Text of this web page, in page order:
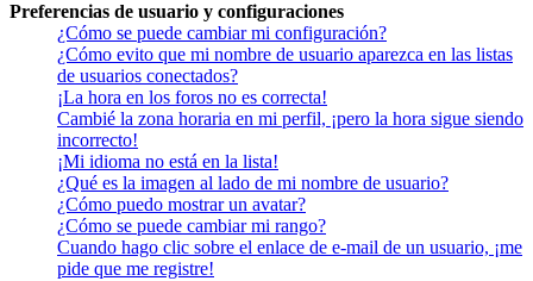
Preferencias de usuario y configuraciones
¿Cómo se puede cambiar mi configuración?
¿Cómo evito que mi nombre de usuario aparezca en las listas
de usuarios conectados?
¡La hora en los foros no es correcta!
Cambié la zona horaria en mi perfil, ¡pero la hora sigue siendo
incorrecto!
¡Mi idioma no está en la lista!
¿Qué es la imagen al lado de mi nombre de usuario?
¿Cómo puedo mostrar un avatar?
¿Cómo se puede cambiar mi rango?
Cuando hago clic sobre el enlace de e-mail de un usuario, ¡me
pide que me registre!